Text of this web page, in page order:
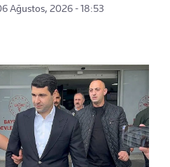
Ağustos, 2026 - 18:53